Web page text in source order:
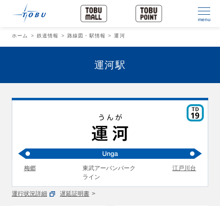
menu
ホーム 鉄道情報 路線図・駅情報 運河
運河駅
梅郷
東武アーバンパーク
ライン
江戸川台
運行状況詳細 遅延証明書